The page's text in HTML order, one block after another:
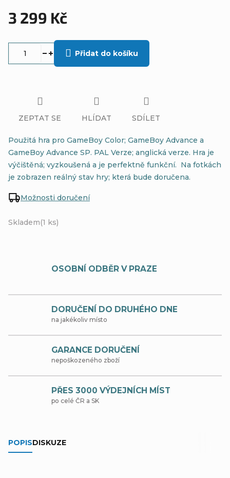
3 299 Kč
Skladem(1 ks)
Možnosti doručení
Přidat do košíku
Použitá hra pro GameBoy Color; GameBoy Advance a
GameBoy Advance SP. PAL Verze; anglická verze. Hra je
výčištěná; vyzkoušená a je perfektně funkční. Na fotkách
je zobrazen reálný stav hry; která bude doručena.
ZEPTAT SE HLÍDAT SDÍLET
OSOBNÍ ODBĚR V PRAZE
DORUČENÍ DO DRUHÉHO DNE
na jakékoliv místo
GARANCE DORUČENÍ
nepoškozeného zboží
PŘES 3000 VÝDEJNÍCH MÍST
po celé ČR a SK
POPISDISKUZE